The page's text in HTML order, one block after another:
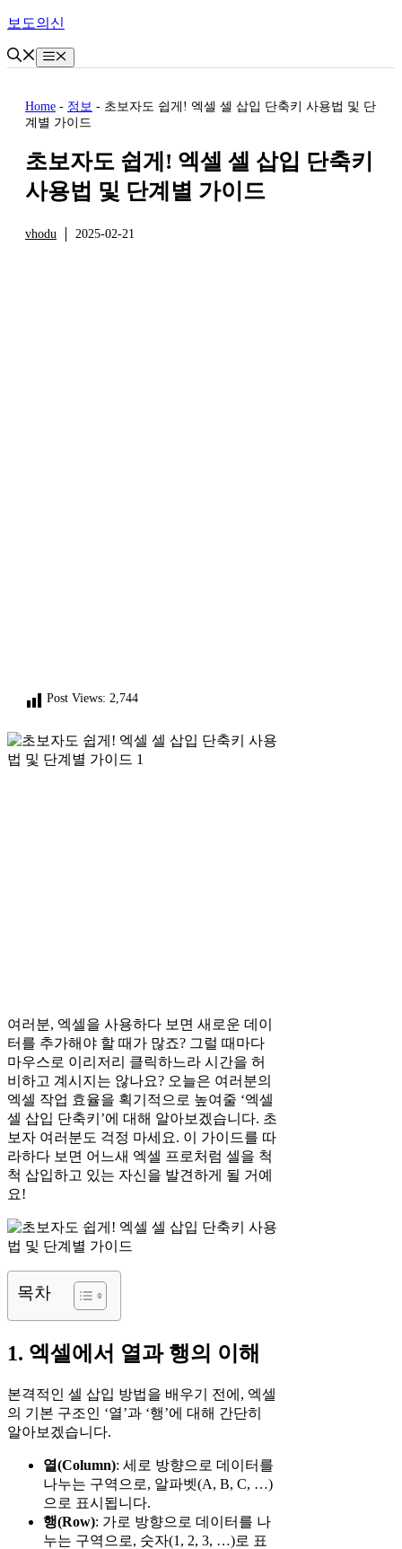
Skip
content
보도의신
Menu
Home - 정보 - 초보자도 쉽게! 엑셀 셀 삽입 단축키 사용법 및 단
계별 가이드
초보자도 쉽게! 엑셀 셀 삽입 단축키
사용법 및 단계별 가이드
vhodu 2025-02-21
Post Views: 2,744
여러분, 엑셀을 사용하다 보면 새로운 데이
터를 추가해야 할 때가 많죠? 그럴 때마다
마우스로 이리저리 클릭하느라 시간을 허
비하고 계시지는 않나요? 오늘은 여러분의
엑셀 작업 효율을 획기적으로 높여줄 ‘엑셀
셀 삽입 단축키’에 대해 알아보겠습니다. 초
보자 여러분도 걱정 마세요. 이 가이드를 따
라하다 보면 어느새 엑셀 프로처럼 셀을 척
척 삽입하고 있는 자신을 발견하게 될 거예
요!
목차
1. 엑셀에서 열과 행의 이해
본격적인 셀 삽입 방법을 배우기 전에, 엑셀
의 기본 구조인 ‘열’과 ‘행’에 대해 간단히
알아보겠습니다.
열(Column): 세로 방향으로 데이터를
나누는 구역으로, 알파벳(A, B, C, …)
으로 표시됩니다.
행(Row): 가로 방향으로 데이터를 나
누는 구역으로, 숫자(1, 2, 3, …)로 표